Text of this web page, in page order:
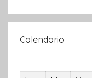
Calendario